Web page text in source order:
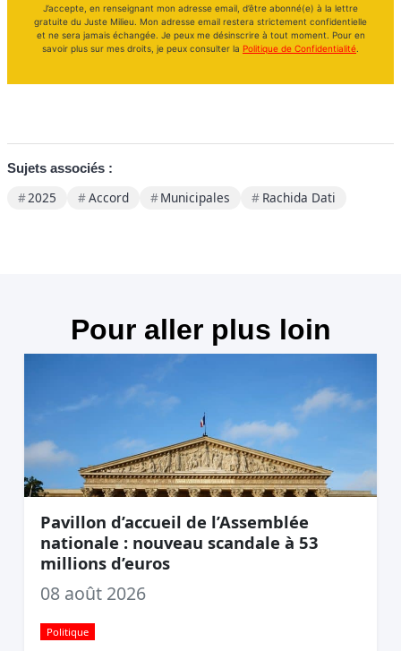
J’accepte, en renseignant mon adresse email, d’être abonné(e) à la lettre
gratuite du Juste Milieu. Mon adresse email restera strictement confidentielle
et ne sera jamais échangée. Je peux me désinscrire à tout moment. Pour en
savoir plus sur mes droits, je peux consulter la Politique de Confidentialité
Sujets associés :
2025 Accord Municipales Rachida Dati
Pour aller plus loin
Pavillon d’accueil de l’Assemblée
nationale : nouveau scandale à 53
millions d’euros
08 août 2026
Politique